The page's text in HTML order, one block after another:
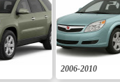
2006-2010